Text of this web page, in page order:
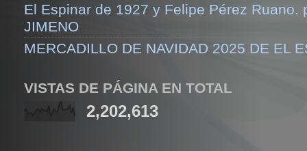
El Espinar de 1927 y Felipe Pérez Ruano.
JIMENO
MERCADILLO DE NAVIDAD 2025 DE EL
VISTAS DE PÁGINA EN TOTAL
2,202,613